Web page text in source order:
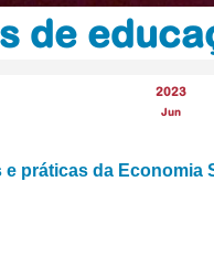
de
2023
Jun
práticas da Economia